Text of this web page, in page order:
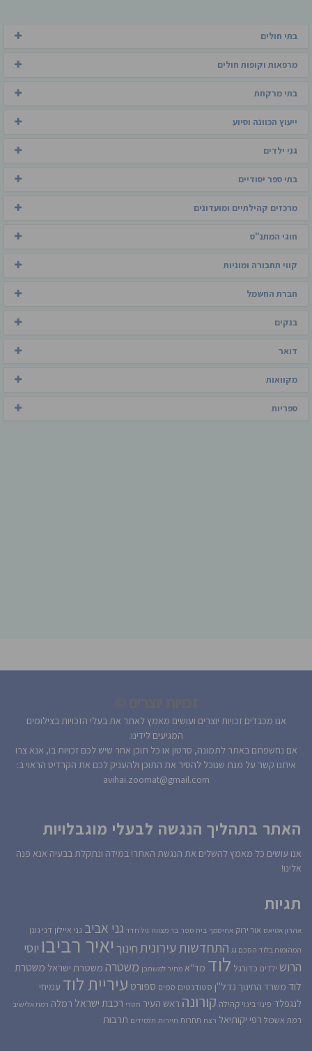
בתי חולים
מרפאות וקופות חולים
בתי מרקחת
ייעוץ הכוונה וסיוע
גני ילדים
בתי ספר יסודיים
מרכזים קהילתיים ומועדונים
חוגי המתנ"ס
קווי תחבורה ומוניות
חברת החשמל
בנקים
דואר
מקוואות
ספריות
אנו מכבדים זכויות יוצרים ועושים מאמץ לאתר את בעלי הזכויות בצילומים
המגיעים לידינו.
אם נחשפתם באתר לתמונה, סרטון או כל תוכן אחר שיש לכם זכויות בו, אנא צרו
איתנו קשר על מנת שנוכל להסיר את התוכן ולהעניק לכם את הקרדיט הראוי ב:
avihai.zoomat@gmail.com
האתר בתהליך הנגשה לבעלי מוגבלויות
אנו עושים כל מאמץ להשלים את הנגשת האתר! במידה ונתקלת בבעיה אנא פנה
אלינו!
תגיות
אהרון אטיאס אור ירוק אחיסמך בית ספר בר מצווה גיל חדד גני אביב גני איילון דני גונן
המהומות בלוד הסכם גג התחדשות עירוניתחינוך יאיר רביבו יוסי
הרוש ילדים כדורגל לוד מד''א מחיר למשתכן משטרה משטרת ישראל משטרת
לוד משרד החינוך נדל''ן סטודנטים סמים ספורט עיריית לוד עמיחי
לנגפלד פינוי בינוי קהילה קורונה ראש העיר רוטרי רכבת ישראל רמלה רמת אלישיב
רמת אשכול רפי יקותיאל רצח תחרות תיירות תלמידים תרבות